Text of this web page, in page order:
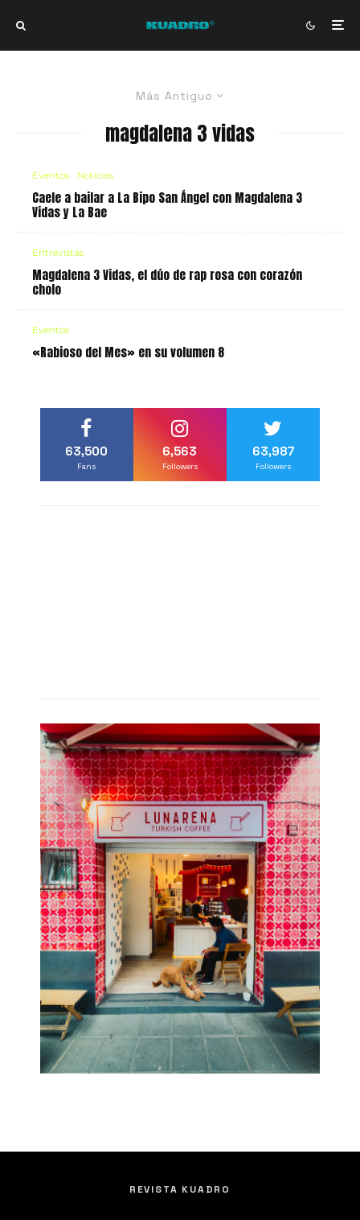
Más Antiguo
magdalena 3 vidas
Eventos Noticias
Caele a bailar a La Bipo San Ángel con Magdalena 3
Vidas y La Bae
Entrevistas
Magdalena 3 Vidas, el dúo de rap rosa con corazón
cholo
Eventos
«Rabioso del Mes» en su volumen 8
63,500
Fans
6,563
Followers
63,987
Followers
REVISTA KUADRO